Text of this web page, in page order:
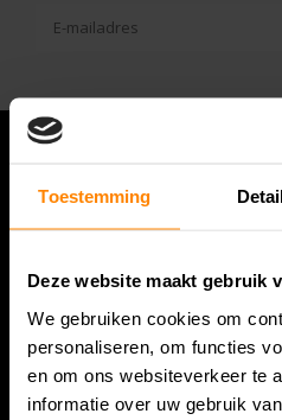
Toestemming
Deze website maakt gebruik
We gebruiken cookies om
personaliseren, om functies
en om ons websiteverkeer te
informatie over uw gebruik
Bespanracket.nl is dé